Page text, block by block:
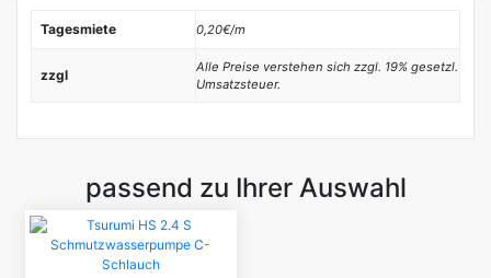
Tagesmiete 0,20€/m
zzgl
Alle Preise verstehen sich zzgl. 19% gesetzl.
Umsatzsteuer.
passend zu Ihrer Auswahl